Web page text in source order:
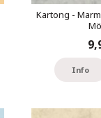
Kartong -
Info